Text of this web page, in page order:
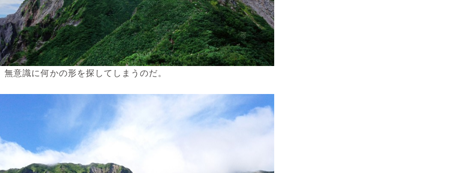
意識に何かの形を探してしまうのだ。